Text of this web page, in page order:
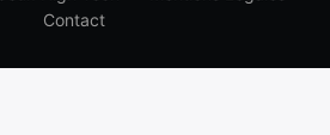
Contact